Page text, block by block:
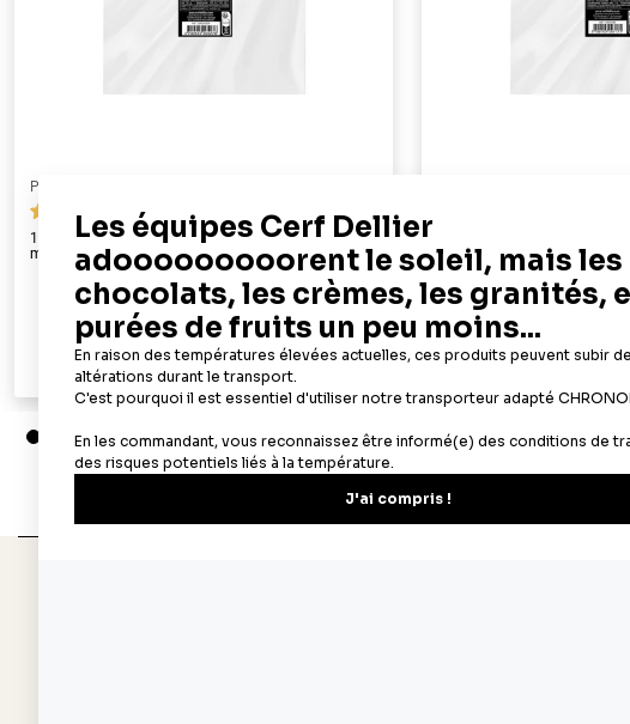
PATISDECOR
100 feuilles azyme alimentaires A4 - épaisseur 0,3
mm
22,90 €
Ajouter au panier
Aperçu rapide
50 feuilles azyme
Ajouter au